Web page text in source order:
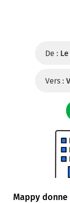
De :
Vers :
Mappy